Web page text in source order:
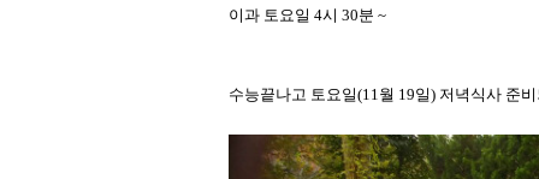
이과 토요일 4시 30분 ~
수능끝나고 토요일(11월 19일) 저녁식사 준